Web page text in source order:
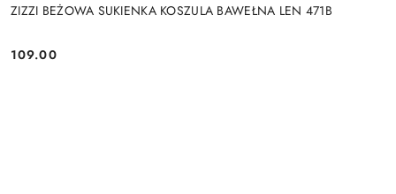
ZIZZI BEŻOWA SUKIENKA KOSZULA BAWEŁNA LEN 471B
Cena:
109.00